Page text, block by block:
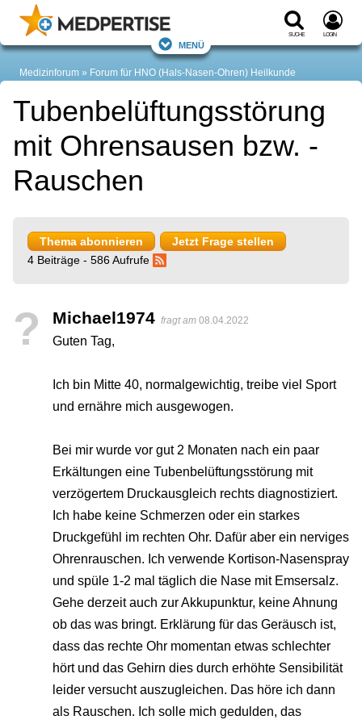
Suche Login
Menü
Medizinforum Forum für HNO (Hals-Nasen-Ohren) Heilkunde
Tubenbelüftungsstörung
mit Ohrensausen bzw. -
Rauschen
Thema abonnieren
Jetzt Frage stellen
4 Beiträge - 586 Aufrufe
? Michael1974 fragt am 08.04.2022
Guten Tag,
Ich bin Mitte 40, normalgewichtig, treibe viel Sport
und ernähre mich ausgewogen.
Bei mir wurde vor gut 2 Monaten nach ein paar
Erkältungen eine Tubenbelüftungsstörung mit
verzögertem Druckausgleich rechts diagnostiziert.
Ich habe keine Schmerzen oder ein starkes
Druckgefühl im rechten Ohr. Dafür aber ein nerviges
Ohrenrauschen. Ich verwende Kortison-Nasenspray
und spüle 1-2 mal täglich die Nase mit Emsersalz.
Gehe derzeit auch zur Akkupunktur, keine Ahnung
ob das was bringt. Erklärung für das Geräusch ist,
dass das rechte Ohr momentan etwas schlechter
hört und das Gehirn dies durch erhöhte Sensibilität
leider versucht auszugleichen. Das höre ich dann
als Rauschen. Ich solle mich gedulden, das